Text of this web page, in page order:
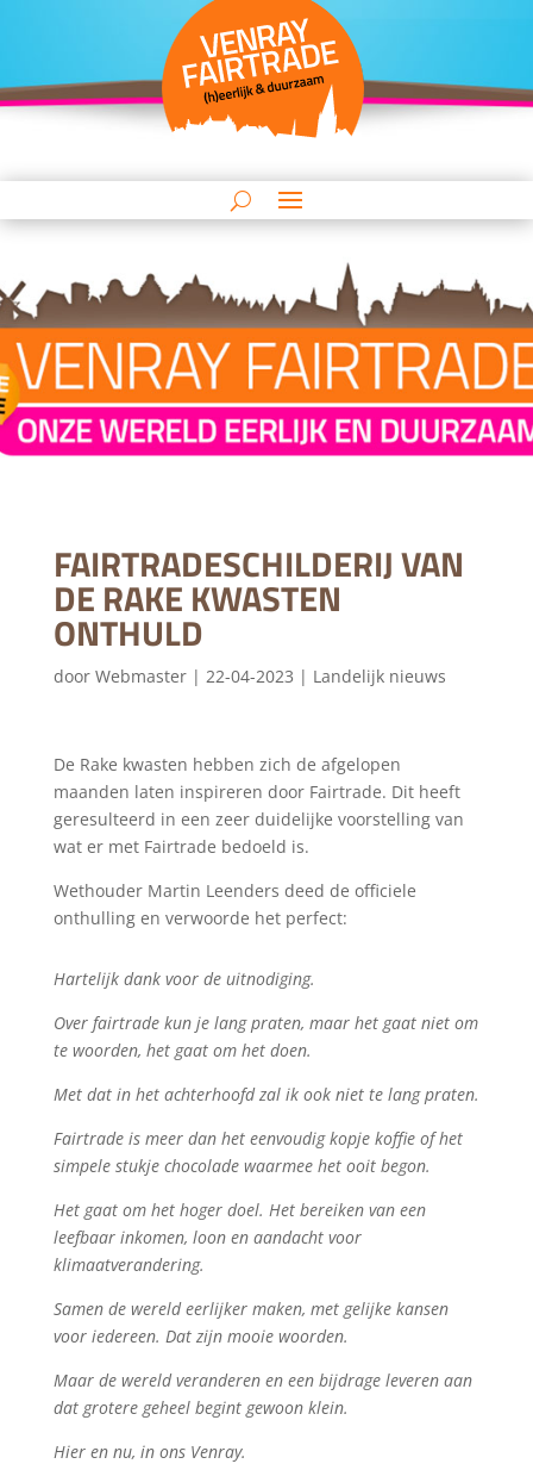
FAIRTRADESCHILDERIJ VAN
DE RAKE KWASTEN
ONTHULD
door Webmaster| 22-04-2023 | Landelijk nieuws
De Rake kwasten hebben zich de afgelopen
maanden laten inspireren door Fairtrade. Dit heeft
geresulteerd in een zeer duidelijke voorstelling van
wat er met Fairtrade bedoeld is.
Wethouder Martin Leenders deed de officiele
onthulling en verwoorde het perfect:
Hartelijk dank voor de uitnodiging.
Over fairtrade kun je lang praten, maar het gaat niet om
te woorden, het gaat om het doen.
Met dat in het achterhoofd zal ik ook niet te lang praten.
Fairtrade is meer dan het eenvoudig kopje koffie of het
simpele stukje chocolade waarmee het ooit begon.
Het gaat om het hoger doel. Het bereiken van een
leefbaar inkomen, loon en aandacht voor
klimaatverandering.
Samen de wereld eerlijker maken, met gelijke kansen
voor iedereen. Dat zijn mooie woorden.
Maar de wereld veranderen en een bijdrage leveren aan
dat grotere geheel begint gewoon klein.
Hier en nu, in ons Venray.